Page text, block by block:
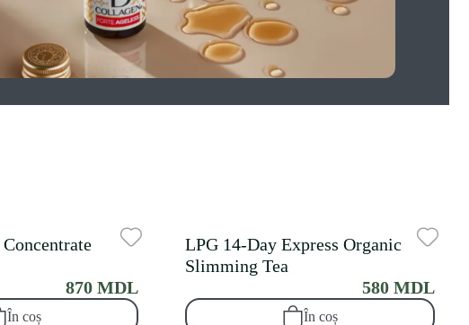
870 MDL
În coș
LPG 14-Day Express Organic
Slimming Tea
580 MDL
În coș